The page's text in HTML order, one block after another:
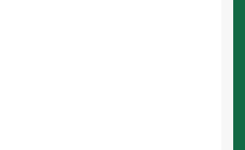
لديك استفسار أو اقتراح؟ .. اتصل
المملكة العربية السعودية - الرياض - حي